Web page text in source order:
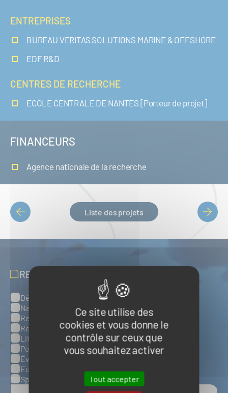
Ce site utilise des
cookies et vous donne le
contrôle sur ceux que
vous souhaitez activer
Tout accepter
ENTREPRISES
BUREAU VERITAS SOLUTIONS MARINE & OFFSHORE
EDF R&D
CENTRES DE RECHERCHE
ECOLE CENTRALE DE NANTES [Porteur de projet]
FINANCEURS
Agence nationale de la recherche
PAGINATION
Liste des projets
RECEVOIR NOS ACTUALITÉS
Catégories
Défense, sûreté et sécurité maritimes
Naval et nautisme
Ressources énergétiques et minérales marines
Ressources biologiques marines
Littoral et environnement marins
Ports, infrastructures et logistique
Évènements
Europe
Spatial